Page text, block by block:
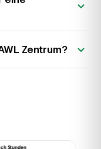
Zentrum?